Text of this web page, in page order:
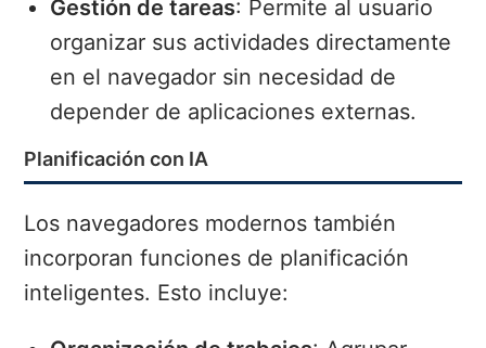
Gestión de tareas: Permite al usuario
organizar sus actividades directamente
en el navegador sin necesidad de
depender de aplicaciones externas.
Planificación con IA
Los navegadores modernos también
incorporan funciones de planificación
inteligentes. Esto incluye: